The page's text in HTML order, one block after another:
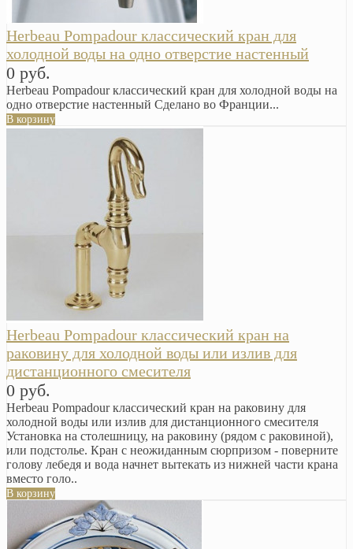
Herbeau Pompadour классический кран для
холодной воды на одно отверстие настенный
0 руб.
Herbeau Pompadour классический кран для холодной воды на
одно отверстие настенный Сделано во Франции...
В корзину
Herbeau Pompadour классический кран на
раковину для холодной воды или излив для
дистанционного смесителя
0 руб.
Herbeau Pompadour классический кран на раковину для
холодной воды или излив для дистанционного смесителя
Установка на столешницу, на раковину (рядом с раковиной),
или подстолье. Кран с неожиданным сюрпризом - поверните
голову лебедя и вода начнет вытекать из нижней части крана
вместо голо..
В корзину